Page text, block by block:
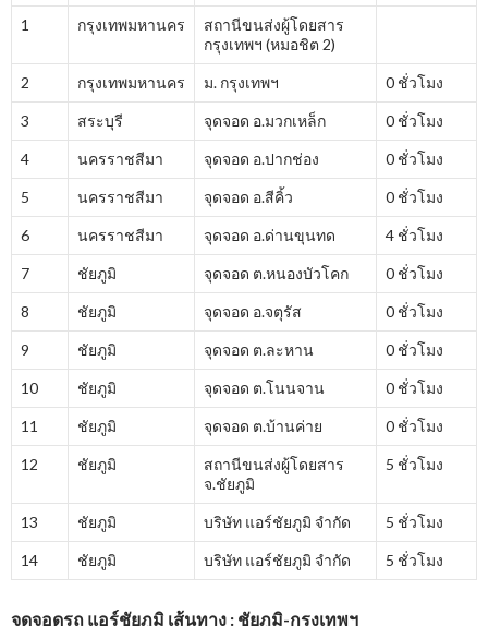
1 กรุงเทพมหานคร
สถานีขนส่งผู้โดยสาร
กรุงเทพฯ (หมอชิต 2)
2 กรุงเทพมหานคร ม. กรุงเทพฯ 0 ชั่วโมง
3 สระบุรี จุดจอด อ.มวกเหล็ก 0 ชั่วโมง
4 นครราชสีมา จุดจอด อ.ปากช่อง 0 ชั่วโมง
5 นครราชสีมา จุดจอด อ.สีคิ้ว 0 ชั่วโมง
6 นครราชสีมา จุดจอด อ.ด่านขุนทด 4 ชั่วโมง
7 ชัยภูมิ จุดจอด ต.หนองบัวโคก 0 ชั่วโมง
8 ชัยภูมิ จุดจอด อ.จตุรัส 0 ชั่วโมง
9 ชัยภูมิ จุดจอด ต.ละหาน 0 ชั่วโมง
10 ชัยภูมิ จุดจอด ต.โนนจาน 0 ชั่วโมง
11 ชัยภูมิ จุดจอด ต.บ้านค่าย 0 ชั่วโมง
12 ชัยภูมิ
สถานีขนส่งผู้โดยสาร
จ.ชัยภูมิ
5 ชั่วโมง
13 ชัยภูมิ บริษัท แอร์ชัยภูมิ จำกัด 5 ชั่วโมง
14 ชัยภูมิ บริษัท แอร์ชัยภูมิ จำกัด 5 ชั่วโมง
จุดจอดรถ แอร์ชัยภูมิ เส้นทาง : ชัยภูมิ-กรุงเทพฯ